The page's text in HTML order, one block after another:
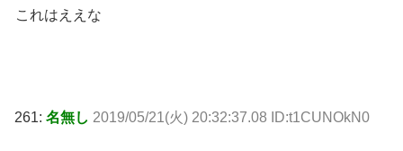
これはええな
261: 名無し 2019/05/21(火) 20:32:37.08 ID:t1CUNOkN0